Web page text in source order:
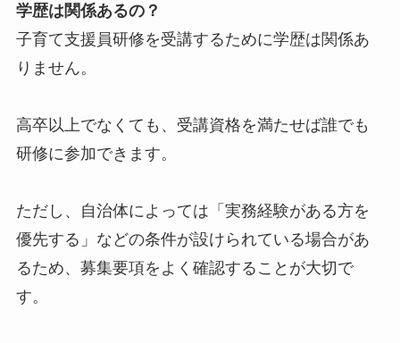
学歴は関係あるの？
子育て支援員研修を受講するために学歴は関係あ
りません。
高卒以上でなくても、受講資格を満たせば誰でも
研修に参加できます。
ただし、自治体によっては「実務経験がある方を
優先する」などの条件が設けられている場合があ
るため、募集要項をよく確認することが大切で
す。